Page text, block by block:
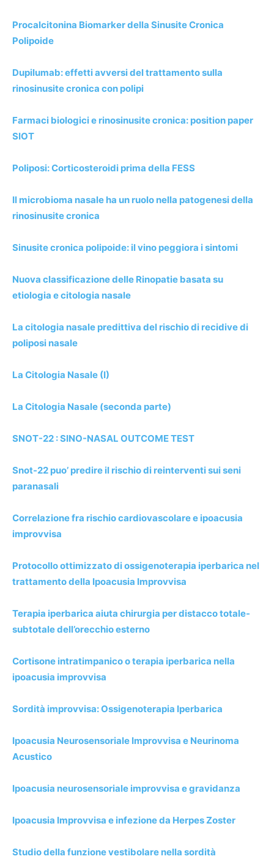
Procalcitonina Biomarker della Sinusite Cronica
Polipoide
Dupilumab: effetti avversi del trattamento sulla
rinosinusite cronica con polipi
Farmaci biologici e rinosinusite cronica: position paper
SIOT
Poliposi: Corticosteroidi prima della FESS
Il microbioma nasale ha un ruolo nella patogenesi della
rinosinusite cronica
Sinusite cronica polipoide: il vino peggiora i sintomi
Nuova classificazione delle Rinopatie basata su
etiologia e citologia nasale
La citologia nasale predittiva del rischio di recidive di
poliposi nasale
La Citologia Nasale (I)
La Citologia Nasale (seconda parte)
SNOT-22 : SINO-NASAL OUTCOME TEST
Snot-22 puo’ predire il rischio di reinterventi sui seni
paranasali
Correlazione fra rischio cardiovascolare e ipoacusia
improvvisa
Protocollo ottimizzato di ossigenoterapia iperbarica nel
trattamento della Ipoacusia Improvvisa
Terapia iperbarica aiuta chirurgia per distacco totale-
subtotale dell’orecchio esterno
Cortisone intratimpanico o terapia iperbarica nella
ipoacusia improvvisa
Sordità improvvisa: Ossigenoterapia Iperbarica
Ipoacusia Neurosensoriale Improvvisa e Neurinoma
Acustico
Ipoacusia neurosensoriale improvvisa e gravidanza
Ipoacusia Improvvisa e infezione da Herpes Zoster
Studio della funzione vestibolare nella sordità